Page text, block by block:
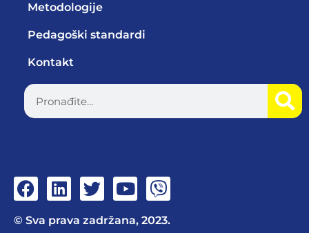
Metodologije
Pedagoški standardi
Kontakt
© Sva prava zadržana, 2023.